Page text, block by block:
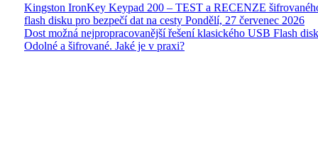
Kingston IronKey Keypad 200 – TEST a RECENZE
flash disku pro bezpečí dat na cesty Pondělí, 27 červenec 2026
Dost možná nejpropracovanější řešení klasického USB Flash
Odolné a šifrované. Jaké je v praxi?